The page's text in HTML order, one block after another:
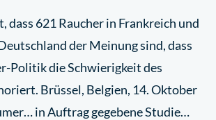
dass 621 Raucher in Frankreich und
der Meinung sind, dass
Politik die Schwierigkeit des
Brüssel, Belgien, 14. Oktober
in Auftrag gegebene Studie…